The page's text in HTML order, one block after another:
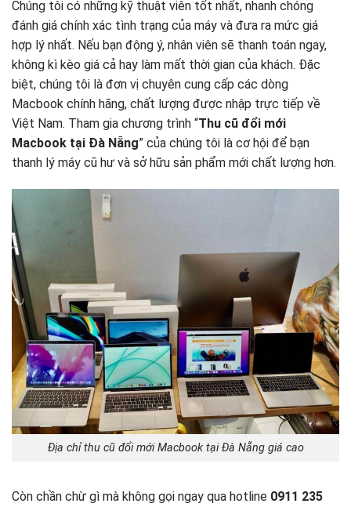
Chúng tôi có những kỹ thuật viên tốt nhất, nhanh chóng
đánh giá chính xác tình trạng của máy và đưa ra mức giá
hợp lý nhất. Nếu bạn động ý, nhân viên sẽ thanh toán ngay,
không kì kèo giá cả hay làm mất thời gian của khách. Đặc
biệt, chúng tôi là đơn vị chuyên cung cấp các dòng
Macbook chính hãng, chất lượng được nhập trực tiếp về
Việt Nam. Tham gia chương trình “Thu cũ đổi mới
Macbook tại Đà Nẵng” của chúng tôi là cơ hội để bạn
thanh lý máy cũ hư và sở hữu sản phẩm mới chất lượng hơn.
Địa chỉ thu cũ đổi mới Macbook tại Đà Nẵng giá cao
Còn chần chừ gì mà không gọi ngay qua hotline 0911 235